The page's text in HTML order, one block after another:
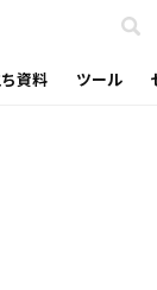
資料 ツール